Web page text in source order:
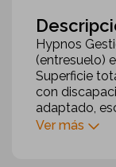
Hypnos
(entresuelo)
Superficie
con
adaptado,
Ver más